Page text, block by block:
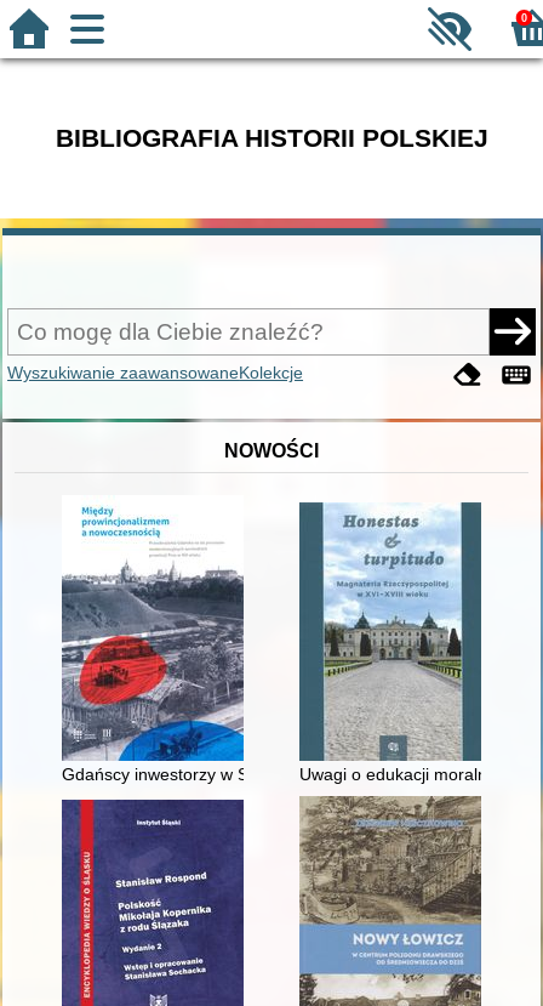
0
BIBLIOGRAFIA HISTORII POLSKIEJ
Wyszukiwanie zaawansowaneKolekcje
NOWOŚCI
Gdańscy inwestorzy w Sopocie : prestiż finansowy i
Uwagi o edukacji moralnej